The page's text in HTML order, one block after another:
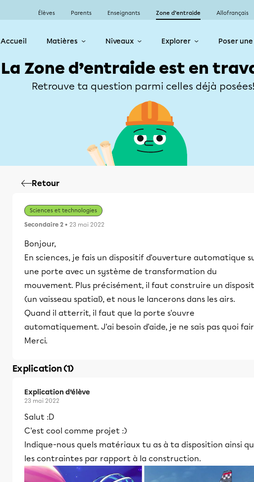
Élèves Parents Enseignants Zone d’entraide Allofrançais
Accueil Matières Niveaux Explorer Poser
La Zone d’entraide est en
Retrouve ta question parmi celles déjà
Retour
Sciences et technologies
Secondaire 2 • 23 mai 2022
Bonjour,
En sciences, je fais un dispositif d'ouverture automatique
une porte avec un système de transformation du
mouvement. Plus précisément, il faut construire un
(un vaisseau spatial), et nous le lancerons dans les airs.
Quand il atterrit, il faut que la porte s'ouvre
automatiquement. J'ai besoin d'aide, je ne sais pas quoi
Merci.
Explication (1)
Explication d’élève
23 mai 2022
Salut :D
C'est cool comme projet :)
Indique-nous quels matériaux tu as à ta disposition ainsi
les contraintes par rapport à la construction.